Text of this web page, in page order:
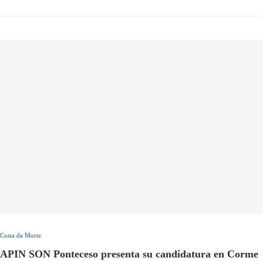
Costa da Morte
APIN SON Ponteceso presenta su candidatura en Corme